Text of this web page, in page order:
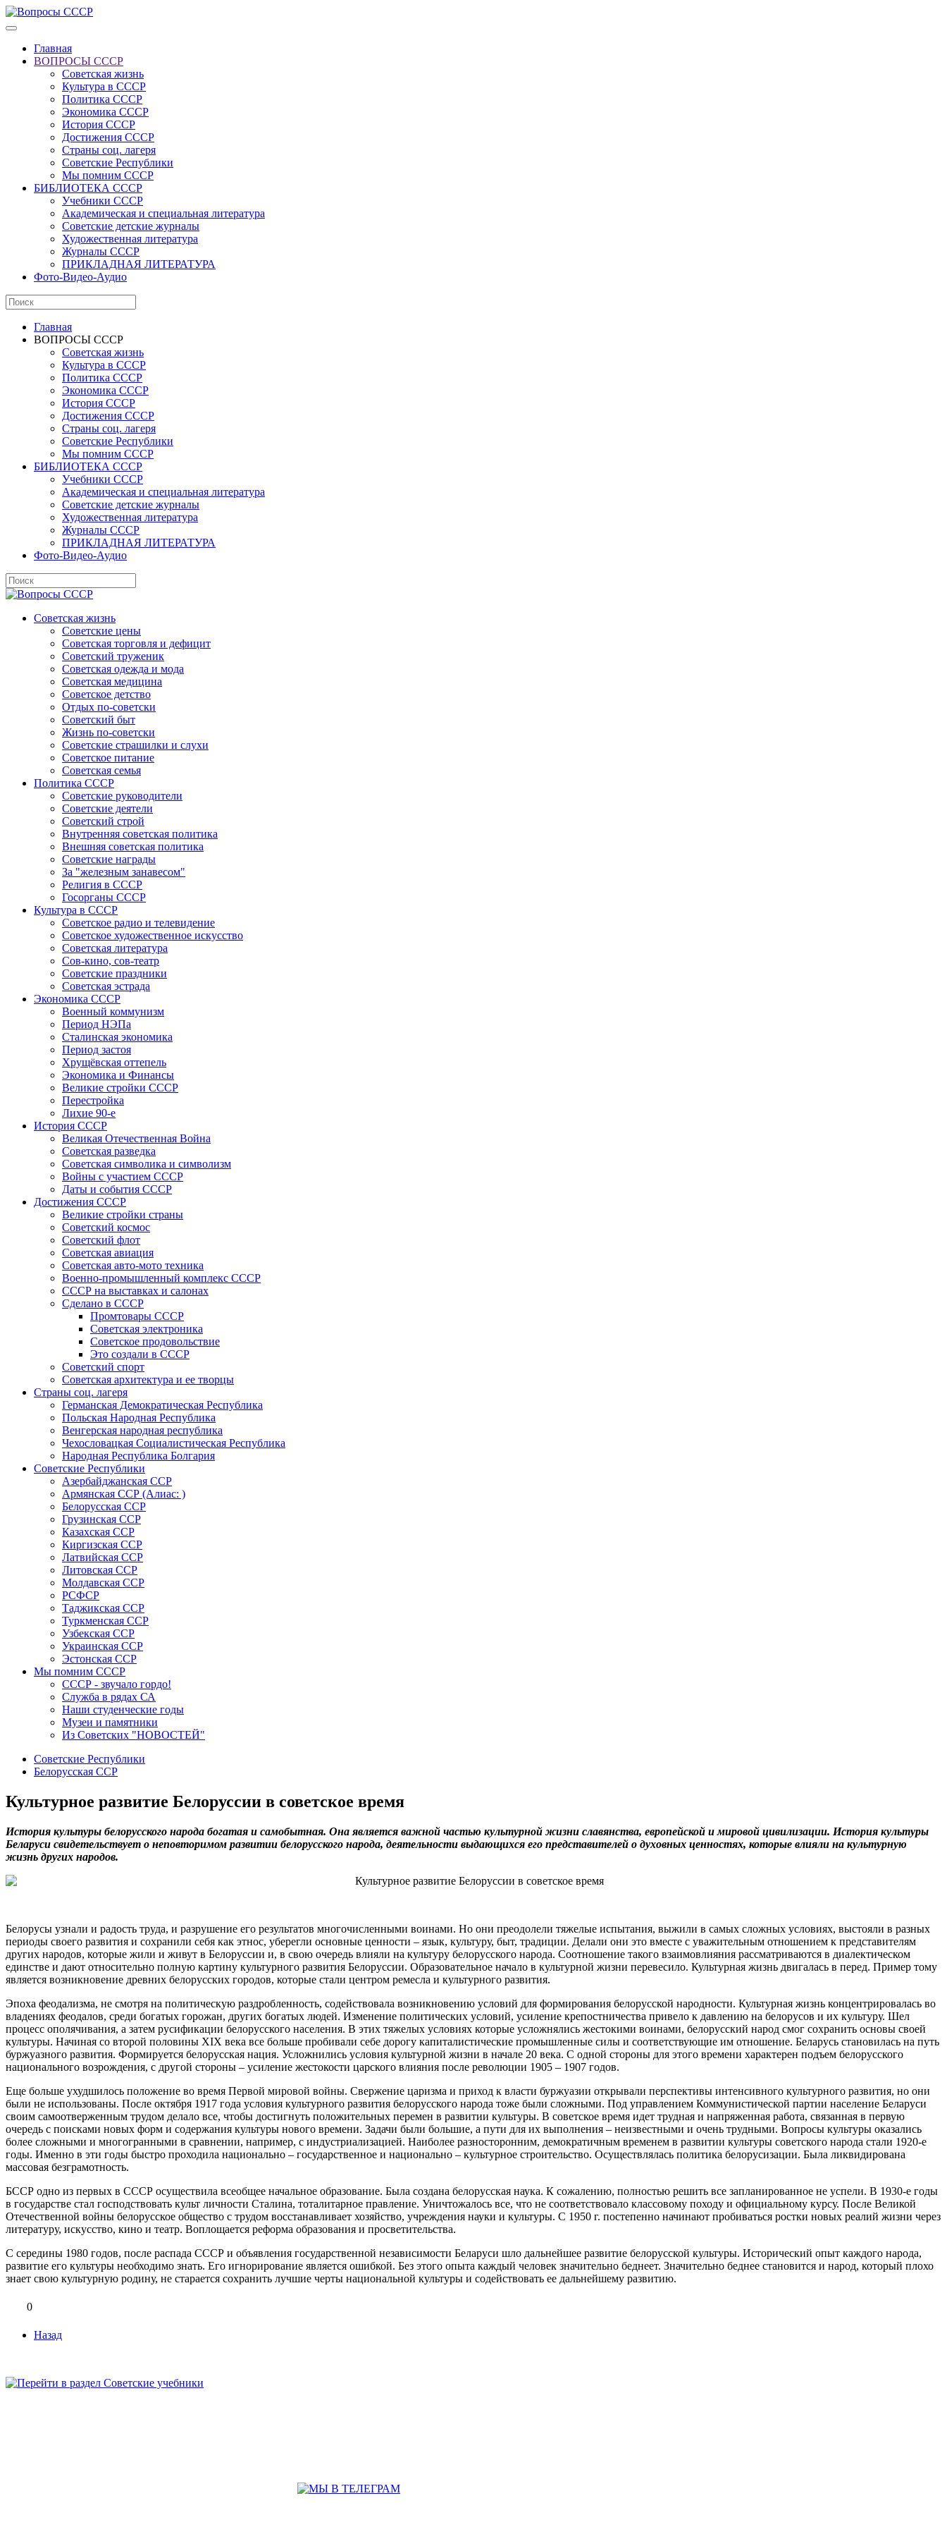
Главная
ВОПРОСЫ СССР
Советская жизнь
Культура в СССР
Политика СССР
Экономика СССР
История СССР
Достижения СССР
Страны соц. лагеря
Советские Республики
Мы помним СССР
БИБЛИОТЕКА СССР
Учебники СССР
Академическая и специальная литература
Советские детские журналы
Художественная литература
Журналы СССР
ПРИКЛАДНАЯ ЛИТЕРАТУРА
Фото-Видео-Аудио
Главная
ВОПРОСЫ СССР
Советская жизнь
Культура в СССР
Политика СССР
Экономика СССР
История СССР
Достижения СССР
Страны соц. лагеря
Советские Республики
Мы помним СССР
БИБЛИОТЕКА СССР
Учебники СССР
Академическая и специальная литература
Советские детские журналы
Художественная литература
Журналы СССР
ПРИКЛАДНАЯ ЛИТЕРАТУРА
Фото-Видео-Аудио
Советская жизнь
Советские цены
Советская торговля и дефицит
Советский труженик
Советская одежда и мода
Советская медицина
Советское детство
Отдых по-советски
Советский быт
Жизнь по-советски
Советские страшилки и слухи
Советское питание
Советская семья
Политика СССР
Советские руководители
Советские деятели
Советский строй
Внутренняя советская политика
Внешняя советская политика
Советские награды
За "железным занавесом"
Религия в СССР
Госорганы СССР
Культура в СССР
Советское радио и телевидение
Советское художественное искусство
Советская литература
Сов-кино, сов-театр
Советские праздники
Советская эстрада
Экономика СССР
Военный коммунизм
Период НЭПа
Сталинская экономика
Период застоя
Хрущёвская оттепель
Экономика и Финансы
Великие стройки СССР
Перестройка
Лихие 90-е
История СССР
Великая Отечественная Война
Советская разведка
Советская символика и символизм
Войны с участием СССР
Даты и события СССР
Достижения СССР
Великие стройки страны
Советский космос
Советский флот
Советская авиация
Советская авто-мото техника
Военно-промышленный комплекс СССР
СССР на выставках и салонах
Сделано в СССР
Промтовары СССР
Советская электроника
Советское продовольствие
Это создали в СССР
Советский спорт
Советская архитектура и ее творцы
Страны соц. лагеря
Германская Демократическая Республика
Польская Народная Республика
Венгерская народная республика
Чехословацкая Социалистическая Республика
Народная Республика Болгария
Советские Республики
Азербайджанская ССР
Армянская ССР (Алиас: )
Белорусская ССР
Грузинская ССР
Казахская ССР
Киргизская ССР
Латвийская ССР
Литовская ССР
Молдавская ССР
РСФСР
Таджикская ССР
Туркменская ССР
Узбекская ССР
Украинская ССР
Эстонская ССР
Мы помним СССР
СССР - звучало гордо!
Служба в рядах СА
Наши студенческие годы
Музеи и памятники
Из Советских "НОВОСТЕЙ"
Советские Республики
Белорусская ССР
Культурное развитие Белоруссии в советское время
История культуры белорусского народа богатая и самобытная. Она является важной частью культурной жизни славянства, европейской и мировой цивилизации. История культуры
Беларуси свидетельствует о неповторимом развитии белорусского народа, деятельности выдающихся его представителей о духовных ценностях, которые влияли на культурную
жизнь других народов.
Белорусы узнали и радость труда, и разрушение его результатов многочисленными воинами. Но они преодолели тяжелые испытания, выжили в самых сложных условиях, выстояли в разных
периоды своего развития и сохранили себя как этнос, уберегли основные ценности – язык, культуру, быт, традиции. Делали они это вместе с уважительным отношением к представителям
других народов, которые жили и живут в Белоруссии и, в свою очередь влияли на культуру белорусского народа. Соотношение такого взаимовлияния рассматриваются в диалектическом
единстве и дают относительно полную картину культурного развития Белоруссии. Образовательное начало в культурной жизни перевесило. Культурная жизнь двигалась в перед. Пример тому
является возникновение древних белорусских городов, которые стали центром ремесла и культурного развития.
Эпоха феодализма, не смотря на политическую раздробленность, содействовала возникновению условий для формирования белорусской народности. Культурная жизнь концентрировалась во
владениях феодалов, среди богатых горожан, других богатых людей. Изменение политических условий, усиление крепостничества привело к давлению на белорусов и их культуру. Шел
процесс ополячивания, а затем русификации белорусского населения. В этих тяжелых условиях которые усложнялись жестокими воинами, белорусский народ смог сохранить основы своей
культуры. Начиная со второй половины XIX века все больше пробивали себе дорогу капиталистические промышленные силы и соответствующие им отношение. Беларусь становилась на путь
буржуазного развития. Формируется белорусская нация. Усложнились условия культурной жизни в начале 20 века. С одной стороны для этого времени характерен подъем белорусского
национального возрождения, с другой стороны – усиление жестокости царского влияния после революции 1905 – 1907 годов.
Еще больше ухудшилось положение во время Первой мировой войны. Свержение царизма и приход к власти буржуазии открывали перспективы интенсивного культурного развития, но они
были не использованы. После октября 1917 года условия культурного развития белорусского народа тоже были сложными. Под управлением Коммунистической партии население Беларуси
своим самоотверженным трудом делало все, чтобы достигнуть положительных перемен в развитии культуры. В советское время идет трудная и напряженная работа, связанная в первую
очередь с поисками новых форм и содержания культуры нового времени. Задачи были большие, а пути для их выполнения – неизвестными и очень трудными. Вопросы культуры оказались
более сложными и многогранными в сравнении, например, с индустриализацией. Наиболее разносторонним, демократичным временем в развитии культуры советского народа стали 1920-е
годы. Именно в эти годы быстро проходила национально – государственное и национально – культурное строительство. Осуществлялась политика белорусизации. Была ликвидирована
массовая безграмотность.
БССР одно из первых в СССР осуществила всеобщее начальное образование. Была создана белорусская наука. К сожалению, полностью решить все запланированное не успели. В 1930-е годы
в государстве стал господствовать культ личности Сталина, тоталитарное правление. Уничтожалось все, что не соответствовало классовому походу и официальному курсу. После Великой
Отечественной войны белорусское общество с трудом восстанавливает хозяйство, учреждения науки и культуры. С 1950 г. постепенно начинают пробиваться ростки новых реалий жизни через
литературу, искусство, кино и театр. Воплощается реформа образования и просветительства.
С середины 1980 годов, после распада СССР и объявления государственной независимости Беларуси шло дальнейшее развитие белорусской культуры. Исторический опыт каждого народа,
развитие его культуры необходимо знать. Его игнорирование является ошибкой. Без этого опыта каждый человек значительно беднеет. Значительно беднее становится и народ, который плохо
знает свою культурную родину, не старается сохранить лучшие черты национальной культуры и содействовать ее дальнейшему развитию.
0
Назад